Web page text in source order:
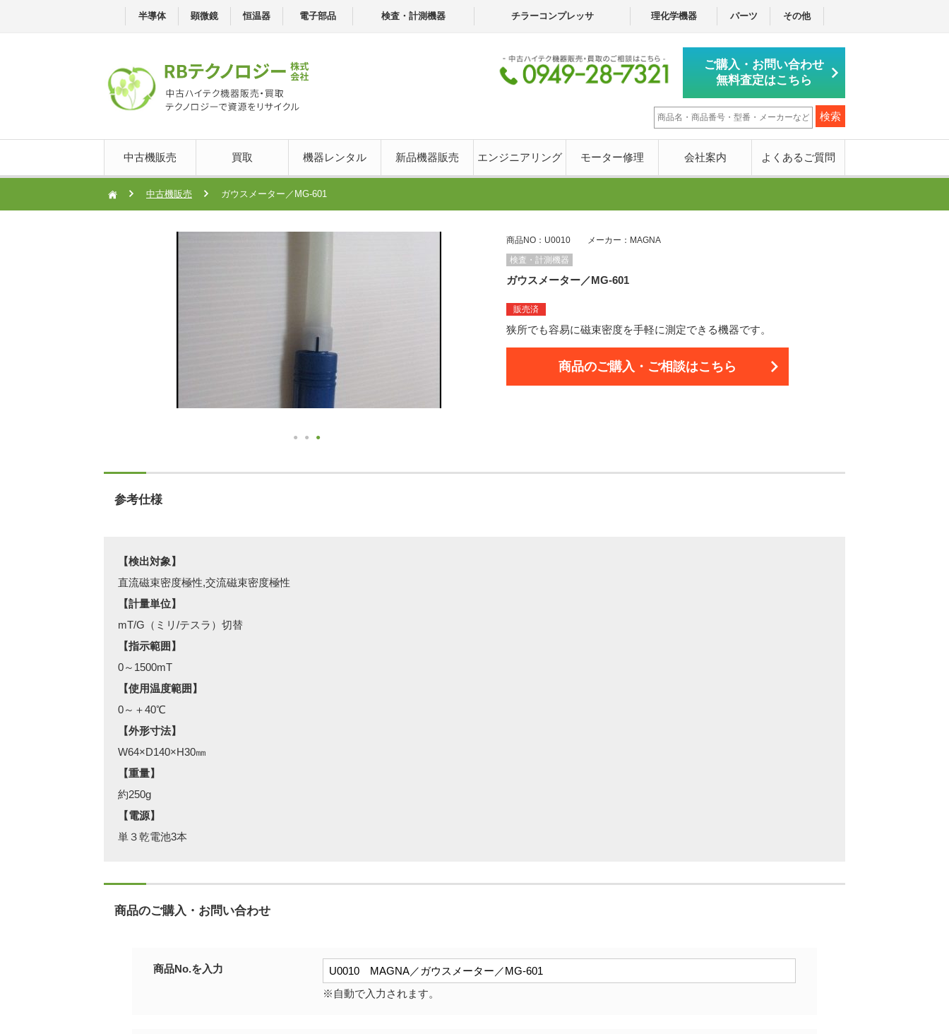
半導体 顕微鏡 恒温器 電子部品 検査・計測機器 チラーコンプレッサ 理化学機器 パーツ その他
ご購入・お問い合わせ
無料査定はこちら
中古機販売 買取 機器レンタル 新品機器販売 エンジニアリング モーター修理 会社案内 よくあるご質問
中古機販売 ガウスメーター／MG-601
商品NO：U0010 メーカー：MAGNA
検査・計測機器
ガウスメーター／MG-601
販売済
狭所でも容易に磁束密度を手軽に測定できる機器です。
商品のご購入・ご相談はこちら
参考仕様
【検出対象】
直流磁束密度極性,交流磁束密度極性
【計量単位】
mT/G（ミリ/テスラ）切替
【指示範囲】
0～1500mT
【使用温度範囲】
0～＋40℃
【外形寸法】
W64×D140×H30㎜
【重量】
約250g
【電源】
単３乾電池3本
商品のご購入・お問い合わせ
商品No.を入力
※自動で入力されます。